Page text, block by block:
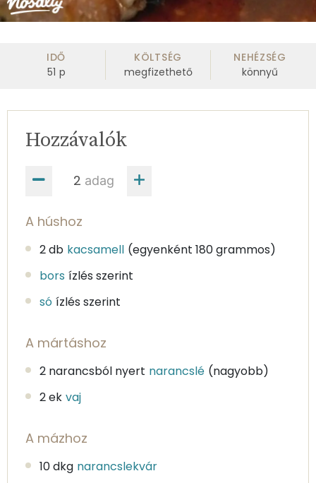
IDŐ
51 p
KÖLTSÉG
megfizethető
NEHÉZSÉG
könnyű
adag
Hozzávalók
A húshoz
2 db kacsamell (egyenként 180 grammos)
bors ízlés szerint
só ízlés szerint
A mártáshoz
2 narancsból nyert narancslé (nagyobb)
2 ek vaj
A mázhoz
10 dkg narancslekvár